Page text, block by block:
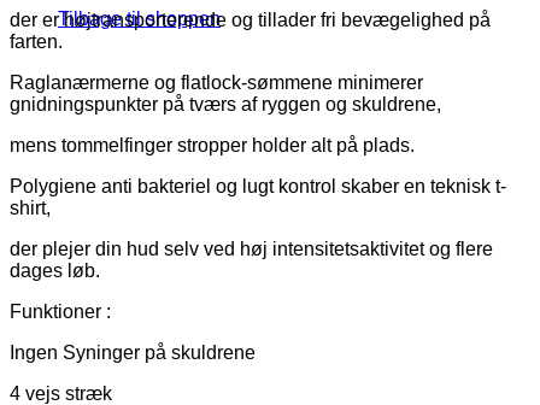
Tilbage til shoppen
der er højtransporterende og tillader fri bevægelighed på
farten.
Raglanærmerne og flatlock-sømmene minimerer
gnidningspunkter på tværs af ryggen og skuldrene,
mens tommelfinger stropper holder alt på plads.
Polygiene anti bakteriel og lugt kontrol skaber en teknisk t-
shirt,
der plejer din hud selv ved høj intensitetsaktivitet og flere
dages løb.
Funktioner :
Ingen Syninger på skuldrene
4 vejs stræk